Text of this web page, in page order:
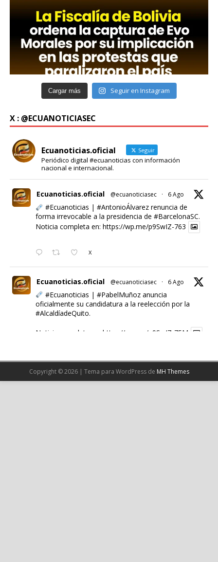
Cargar más Seguir en Instagram
X : @ECUANOTICIASEC
Ecuanoticias.oficial Seguir
Periódico digital #ecuanoticias con información
nacional e internacional.
Ecuanoticias.oficial @ecuanoticiasec · 6 Ago
#Ecuanoticias | #AntonioÁlvarezrenuncia de
forma irrevocable a la presidencia de #BarcelonaSC.
Noticia completa en: https://wp.me/p9SwIZ-763
X
Ecuanoticias.oficial @ecuanoticiasec · 6 Ago
#Ecuanoticias | #PabelMuñozanuncia
oficialmente su candidatura a la reelección por la
#AlcaldíadeQuito.
Noticia completa en: https://wp.me/p9SwIZ-75M
Cargar más
Copyright © 2026 | Tema para WordPress de MH Themes